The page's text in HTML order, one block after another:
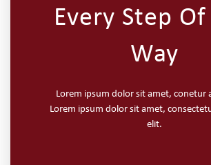
Every Step Of
Way
Lorem ipsum dolor sit amet, conetur
Lorem ipsum dolor sit amet,
elit.